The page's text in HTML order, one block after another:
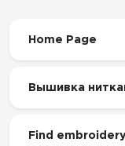
Home Page
Вышивка
Find